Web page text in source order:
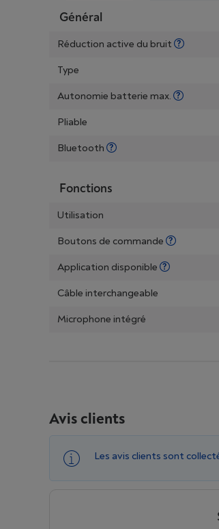
Général
Réduction active du bruit
Type
Autonomie batterie max.
Pliable
Bluetooth
Fonctions
Utilisation
Boutons de commande
Application disponible
Câble interchangeable
Microphone intégré
Avis clients
Les avis clients sont